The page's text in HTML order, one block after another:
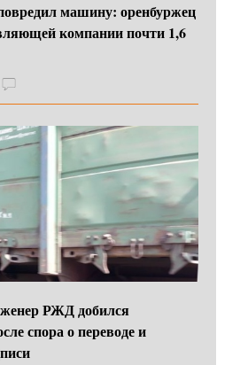
машину: оренбуржец
компании почти 1,6
РЖД добился
спора о переводе и